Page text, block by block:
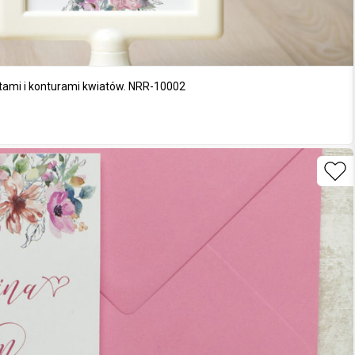
i konturami kwiatów. NRR-10002